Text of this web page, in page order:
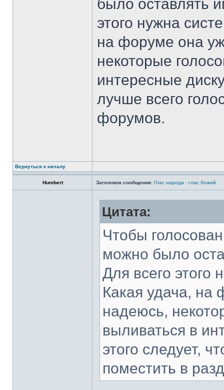
было оставлять
этого нужна
на форуме она
некоторые
интересные
лучше всего
форумов.
Вернуться к началу
Humbert Заголовок сообщения: Глас народа - глас божий
Цитата:
Чтобы
можно было
Для всего этого
Какая удача, на
надеюсь,
выливаться в
этого следует,
поместить в